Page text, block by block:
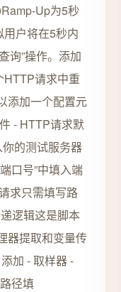
Up为5秒
户将在5秒内
询”操作。添加
请求中重
添加一个配置元
- HTTP请求默
你的测试服务器
口号”中填入端
求只需填写路
逻辑这是脚本
器提取和变量传
加 - 取样器 -
径填